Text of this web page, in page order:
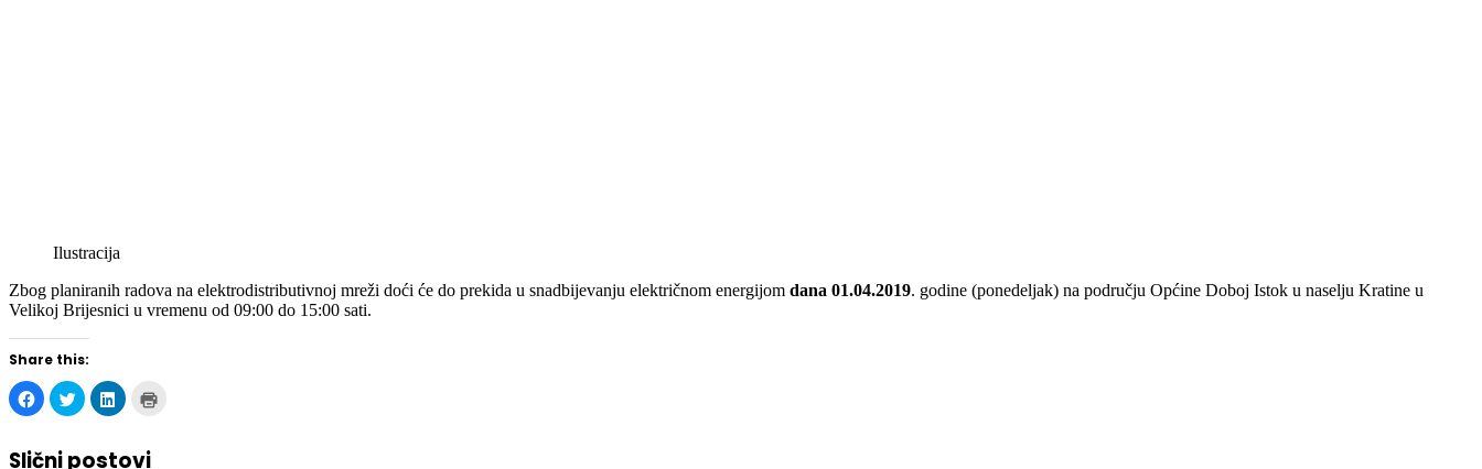
Ilustracija
Zbog planiranih radova na elektrodistributivnoj mreži doći će do prekida u snadbijevanju električnom energijom dana 01.04.2019. godine (ponedeljak) na području Općine Doboj Istok u naselju Kratine u
Velikoj Brijesnici u vremenu od 09:00 do 15:00 sati.
Share this:
Click
to
share
Facebook
(Opens
Click
to
share
(Opens
Click
to
LinkedIn
(Opens
Slični postovi